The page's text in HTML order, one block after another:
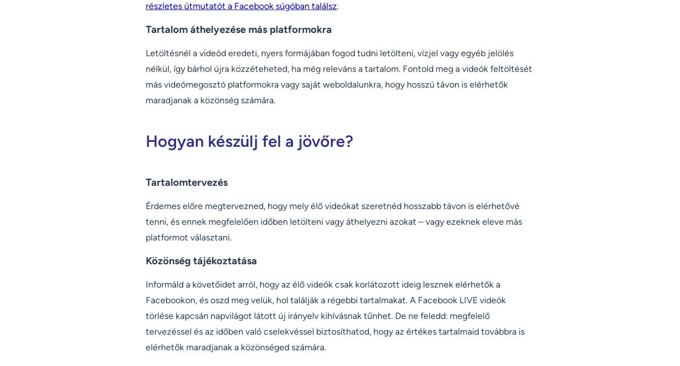
részletes útmutatót a Facebook súgóban találsz.
Tartalom áthelyezése más platformokra
Letöltésnél a videód eredeti, nyers formájában fogod tudni letölteni, vízjel vagy egyéb jelölés
nélkül, így bárhol újra közzéteheted, ha még releváns a tartalom. Fontold meg a videók feltöltését
más videómegosztó platformokra vagy saját weboldalunkra, hogy hosszú távon is elérhetők
maradjanak a közönség számára.
Hogyan készülj fel a jövőre?
Tartalomtervezés
Érdemes előre megtervezned, hogy mely élő videókat szeretnéd hosszabb távon is elérhetővé
tenni, és ennek megfelelően időben letölteni vagy áthelyezni azokat – vagy ezeknek eleve más
platformot választani.
Közönség tájékoztatása
Informáld a követőidet arról, hogy az élő videók csak korlátozott ideig lesznek elérhetők a
Facebookon, és oszd meg velük, hol találják a régebbi tartalmakat. A Facebook LIVE videók
törlése kapcsán napvilágot látott új irányelv kihívásnak tűnhet. De ne feledd: megfelelő
tervezéssel és az időben való cselekvéssel biztosíthatod, hogy az értékes tartalmaid továbbra is
elérhetők maradjanak a közönséged számára.